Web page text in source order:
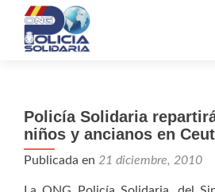
Policía Solidaria
niños y ancianos en
Publicada en 21 diciembre, 2010